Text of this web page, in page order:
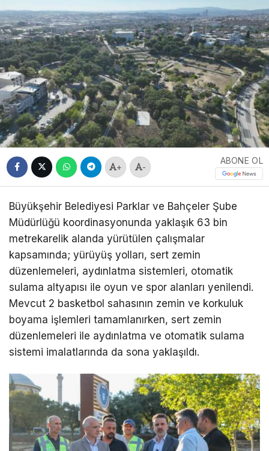
+ -
ABONE OL
Büyükşehir Belediyesi Parklar ve Bahçeler Şube
Müdürlüğü koordinasyonunda yaklaşık 63 bin
metrekarelik alanda yürütülen çalışmalar
kapsamında; yürüyüş yolları, sert zemin
düzenlemeleri, aydınlatma sistemleri, otomatik
sulama altyapısı ile oyun ve spor alanları yenilendi.
Mevcut 2 basketbol sahasının zemin ve korkuluk
boyama işlemleri tamamlanırken, sert zemin
düzenlemeleri ile aydınlatma ve otomatik sulama
sistemi imalatlarında da sona yaklaşıldı.